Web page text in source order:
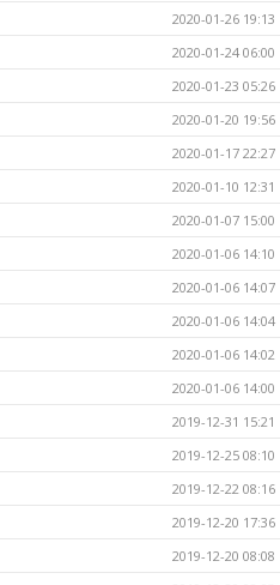
2020-01-26 19:13
2020-01-24 06:00
2020-01-23 05:26
2020-01-20 19:56
2020-01-17 22:27
2020-01-10 12:31
2020-01-07 15:00
2020-01-06 14:10
2020-01-06 14:07
2020-01-06 14:04
2020-01-06 14:02
2020-01-06 14:00
2019-12-31 15:21
2019-12-25 08:10
2019-12-22 08:16
2019-12-20 17:36
2019-12-20 08:08